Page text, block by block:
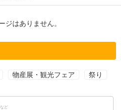
ジはありません。
物産展・観光フェア 祭り
など